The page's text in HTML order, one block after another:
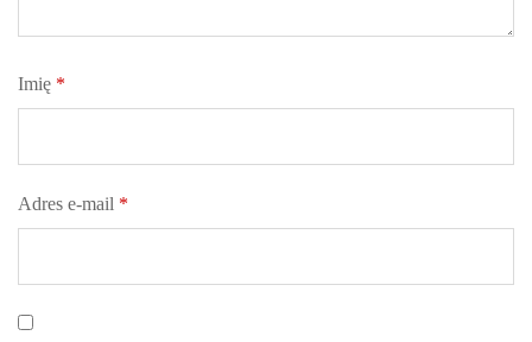
Imię *
Adres e-mail *